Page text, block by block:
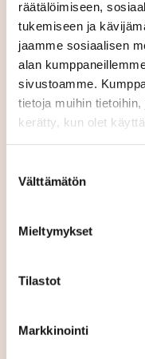
räätälöimiseen,
tukemiseen ja
jaamme sosiaalisen
alan
sivustoamme.
tietoja muihin
kerätty, kun olet
valinta
Välttämätön
Mieltymykset
Tilastot
Markkinointi